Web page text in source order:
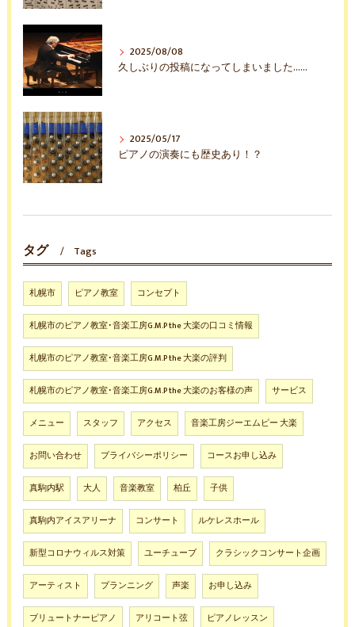
2025/08/08
久しぶりの投稿になってしまいました……
2025/05/17
ピアノの演奏にも歴史あり！？
タグ Tags
札幌市 ピアノ教室 コンセプト
札幌市のピアノ教室･音楽工房G.M.P the 大楽の口コミ情報
札幌市のピアノ教室･音楽工房G.M.P the 大楽の評判
札幌市のピアノ教室･音楽工房G.M.P the 大楽のお客様の声 サービス
メニュー スタッフ アクセス 音楽工房ジーエムピー 大楽
お問い合わせ プライバシーポリシー コースお申し込み
真駒内駅 大人 音楽教室 柏丘 子供
真駒内アイスアリーナ コンサート ルケレスホール
新型コロナウィルス対策 ユーチューブ クラシックコンサート企画
アーティスト プランニング 声楽 お申し込み
ブリュートナーピアノ アリコート弦 ピアノレッスン